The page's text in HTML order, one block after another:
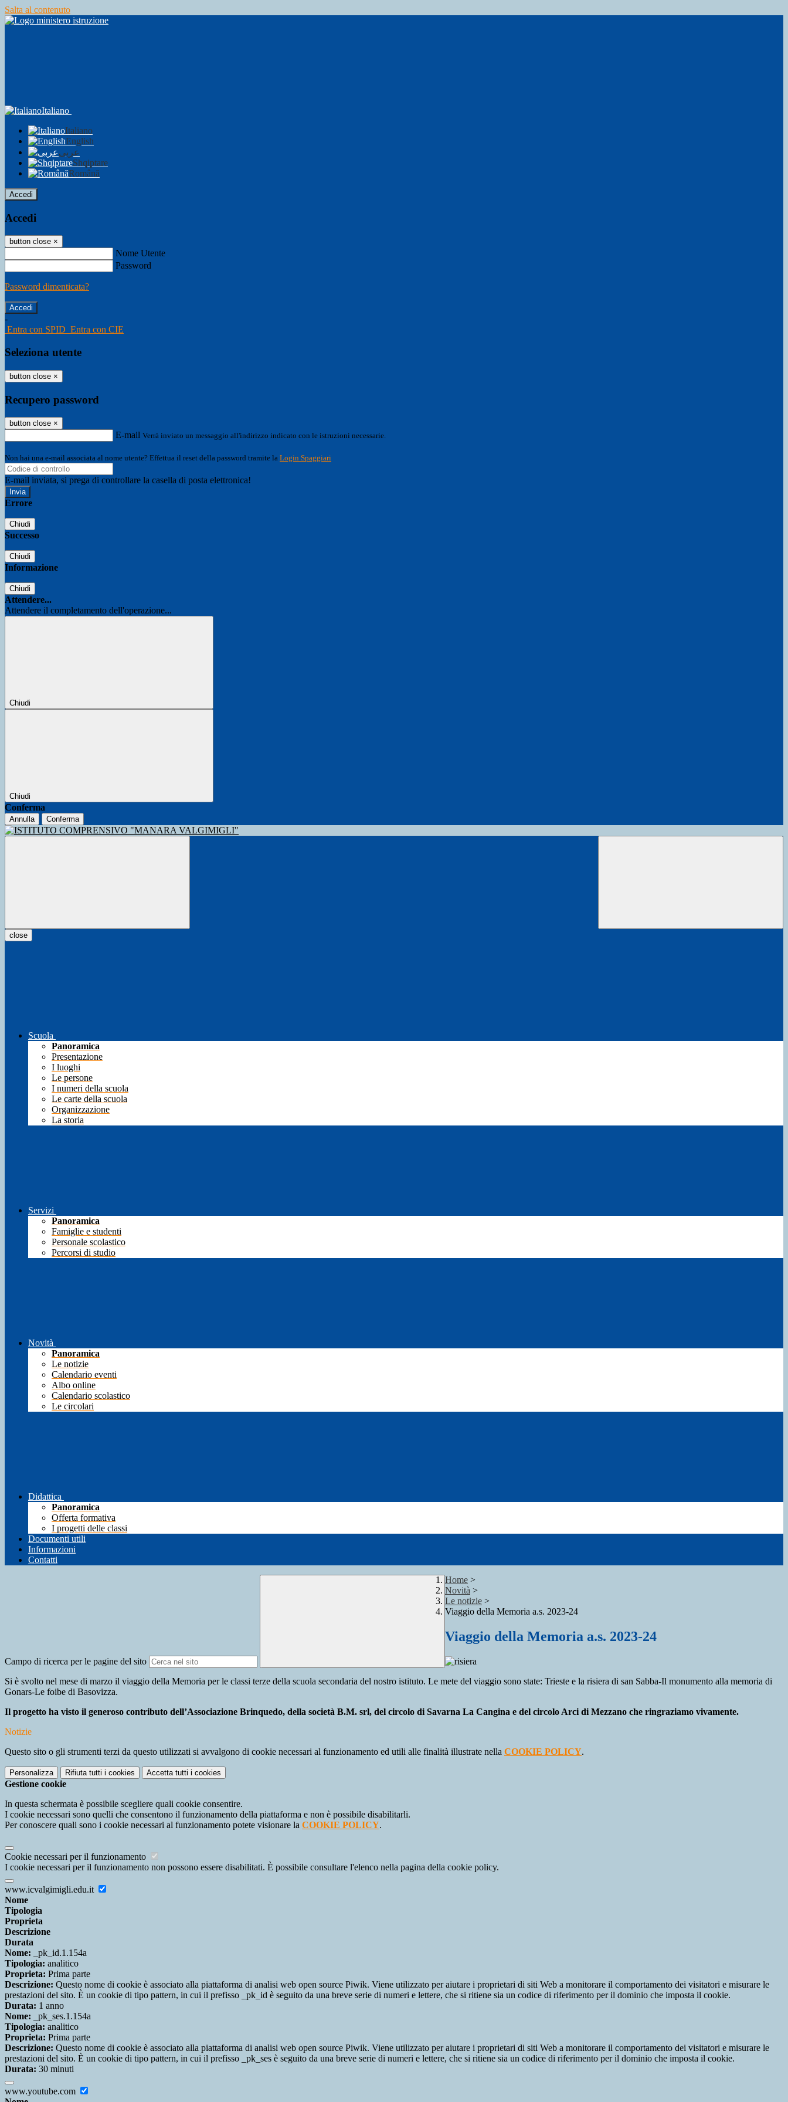
Salta al contenuto
Italiano
Italiano
English
عربى
Shqiptare
Română
Accedi
Accedi
button close ×
Nome Utente
Password
Password dimenticata?
-
Entra con SPID Entra con CIE
Seleziona utente
button close ×
Recupero password
button close ×
E-mail Verrà inviato un messaggio all'indirizzo indicato con le istruzioni necessarie.
Non hai una e-mail associata al nome utente? Effettua il reset della password tramite la Login Spaggiari
E-mail inviata, si prega di controllare la casella di posta elettronica!
Errore
Chiudi
Successo
Chiudi
Informazione
Chiudi
Attendere...
Attendere il completamento dell'operazione...
Chiudi
Chiudi
Conferma
Annulla Conferma
close
Scuola
Panoramica
Presentazione
I luoghi
Le persone
I numeri della scuola
Le carte della scuola
Organizzazione
La storia
Servizi
Panoramica
Famiglie e studenti
Personale scolastico
Percorsi di studio
Novità
Panoramica
Le notizie
Calendario eventi
Albo online
Calendario scolastico
Le circolari
Didattica
Panoramica
Offerta formativa
I progetti delle classi
Documenti utili
Informazioni
Contatti
Campo di ricerca per le pagine del sito
Home >
Novità >
Le notizie >
Viaggio della Memoria a.s. 2023-24
Viaggio della Memoria a.s. 2023-24
Si è svolto nel mese di marzo il viaggio della Memoria per le classi terze della scuola secondaria del nostro istituto. Le mete del viaggio sono state: Trieste e la risiera di san Sabba-Il monumento alla memoria di
Gonars-Le foibe di Basovizza.
Il progetto ha visto il generoso contributo dell’Associazione Brinquedo, della società B.M. srl, del circolo di Savarna La Cangina e del circolo Arci di Mezzano che ringraziamo vivamente.
Notizie
Questo sito o gli strumenti terzi da questo utilizzati si avvalgono di cookie necessari al funzionamento ed utili alle finalità illustrate nella COOKIE POLICY.
Personalizza Rifiuta tutti i cookies Accetta tutti i cookies
Gestione cookie
In questa schermata è possibile scegliere quali cookie consentire.
I cookie necessari sono quelli che consentono il funzionamento della piattaforma e non è possibile disabilitarli.
Per conoscere quali sono i cookie necessari al funzionamento potete visionare la COOKIE POLICY.
Cookie necessari per il funzionamento
I cookie necessari per il funzionamento non possono essere disabilitati. È possibile consultare l'elenco nella pagina della cookie policy.
www.icvalgimigli.edu.it
Nome
Tipologia
Proprieta
Descrizione
Durata
Nome: _pk_id.1.154a
Tipologia: analitico
Proprieta: Prima parte
Descrizione: Questo nome di cookie è associato alla piattaforma di analisi web open source Piwik. Viene utilizzato per aiutare i proprietari di siti Web a monitorare il comportamento dei visitatori e misurare le
prestazioni del sito. È un cookie di tipo pattern, in cui il prefisso _pk_id è seguito da una breve serie di numeri e lettere, che si ritiene sia un codice di riferimento per il dominio che imposta il cookie.
Durata: 1 anno
Nome: _pk_ses.1.154a
Tipologia: analitico
Proprieta: Prima parte
Descrizione: Questo nome di cookie è associato alla piattaforma di analisi web open source Piwik. Viene utilizzato per aiutare i proprietari di siti Web a monitorare il comportamento dei visitatori e misurare le
prestazioni del sito. È un cookie di tipo pattern, in cui il prefisso _pk_ses è seguito da una breve serie di numeri e lettere, che si ritiene sia un codice di riferimento per il dominio che imposta il cookie.
Durata: 30 minuti
www.youtube.com